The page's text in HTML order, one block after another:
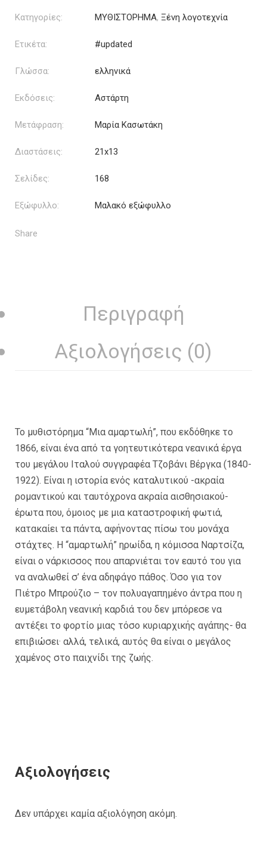
Κατηγορίες: ΜΥΘΙΣΤΟΡΗΜΑ, Ξένη λογοτεχνία
Ετικέτα: #updated
Γλώσσα: ελληνικά
Εκδόσεις: Αστάρτη
Μετάφραση: Μαρία Κασωτάκη
Διαστάσεις: 21x13
Σελίδες: 168
Εξώφυλλο: Μαλακό εξώφυλλο
Share
Περιγραφή
Αξιολογήσεις (0)
Το μυθιστόρημα “Μια αμαρτωλή”, που εκδόθηκε το
1866, είναι ένα από τα γοητευτικότερα νεανικά έργα
του μεγάλου Ιταλού συγγραφέα Τζοβάνι Βέργκα (1840-
1922). Είναι η ιστορία ενός καταλυτικού -ακραία
ρομαντικού και ταυτόχρονα ακραία αισθησιακού-
έρωτα που, όμοιος με μια καταστροφική φωτιά,
κατακαίει τα πάντα, αφήνοντας πίσω του μονάχα
στάχτες. Η “αμαρτωλή” ηρωίδα, η κόμισσα Ναρτσίζα,
είναι ο νάρκισσος που απαρνιέται τον εαυτό του για
να αναλωθεί σ’ ένα αδηφάγο πάθος. Όσο για τον
Πιέτρο Μπρούζιο – τον πολυαγαπημένο άντρα που η
ευμετάβολη νεανική καρδιά του δεν μπόρεσε να
αντέξει το φορτίο μιας τόσο κυριαρχικής αγάπης- θα
επιβιώσει· αλλά, τελικά, αυτός θα είναι ο μεγάλος
χαμένος στο παιχνίδι της ζωής.
Αξιολογήσεις
Δεν υπάρχει καμία αξιολόγηση ακόμη.